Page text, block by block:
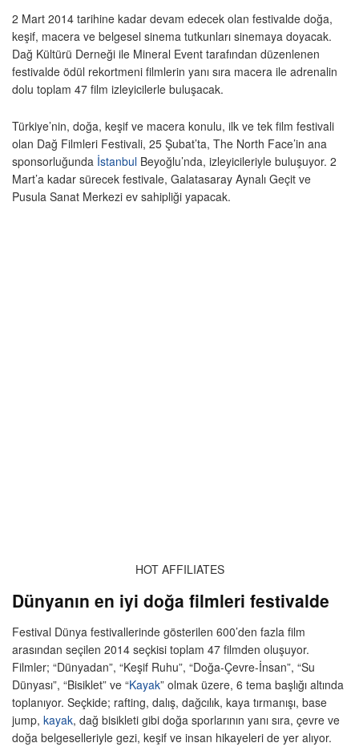
2 Mart 2014 tarihine kadar devam edecek olan festivalde doğa,
keşif, macera ve belgesel sinema tutkunları sinemaya doyacak.
Dağ Kültürü Derneği ile Mineral Event tarafından düzenlenen
festivalde ödül rekortmeni filmlerin yanı sıra macera ile adrenalin
dolu toplam 47 film izleyicilerle buluşacak.
Türkiye’nin, doğa, keşif ve macera konulu, ilk ve tek film festivali
olan Dağ Filmleri Festivali, 25 Şubat’ta, The North Face’in ana
sponsorluğunda İstanbul Beyoğlu’nda, izleyicileriyle buluşuyor. 2
Mart’a kadar sürecek festivale, Galatasaray Aynalı Geçit ve
Pusula Sanat Merkezi ev sahipliği yapacak.
HOT AFFILIATES
Dünyanın en iyi doğa filmleri festivalde
Festival Dünya festivallerinde gösterilen 600’den fazla film
arasından seçilen 2014 seçkisi toplam 47 filmden oluşuyor.
Filmler; “Dünyadan”, “Keşif Ruhu”, “Doğa-Çevre-İnsan”, “Su
Dünyası”, “Bisiklet” ve “Kayak” olmak üzere, 6 tema başlığı altında
toplanıyor. Seçkide; rafting, dalış, dağcılık, kaya tırmanışı, base
jump, kayak, dağ bisikleti gibi doğa sporlarının yanı sıra, çevre ve
doğa belgeselleriyle gezi, keşif ve insan hikayeleri de yer alıyor.